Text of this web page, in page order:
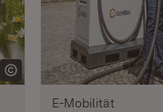
E-Mobilität